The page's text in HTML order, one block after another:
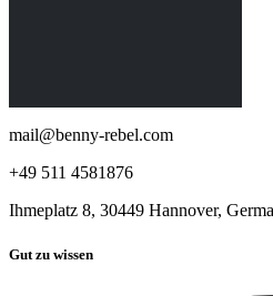
mail@benny-rebel.com
+49 511 4581876
Ihmeplatz 8, 30449 Hannover,
Gut zu wissen